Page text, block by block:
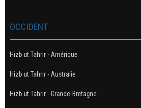
OCCIDENT
Hizb ut Tahrir - Amérique
Hizb ut Tahrir - Australie
Hizb ut Tahrir - Grande-Bretagne